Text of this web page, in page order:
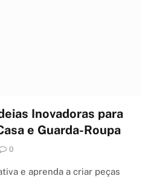
Inovadoras para
e Guarda-Roupa
0
e aprenda a criar peças